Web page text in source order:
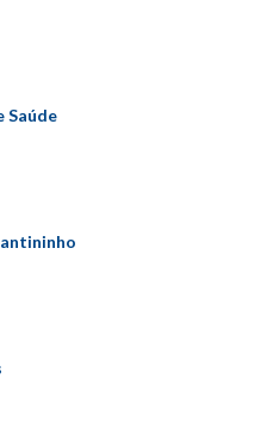
Saúde